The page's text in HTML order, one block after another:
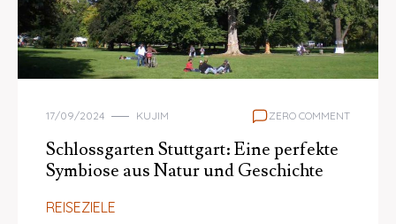
17/09/2024 KUJIM ZERO COMMENT
Schlossgarten Stuttgart: Eine perfekte
Symbiose aus Natur und Geschichte
REISEZIELE